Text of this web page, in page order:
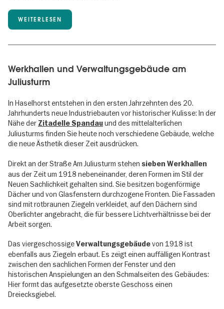
WEITERLESEN
Werkhallen und Verwaltungsgebäude am
Juliusturm
In Haselhorst entstehen in den ersten Jahrzehnten des 20.
Jahrhunderts neue Industriebauten vor historischer Kulisse: In der
Nähe der Zitadelle Spandauund des mittelalterlichen
Juliusturms finden Sie heute noch verschiedene Gebäude, welche
die neue Ästhetik dieser Zeit ausdrücken.
Direkt an der Straße Am Juliusturm stehen sieben Werkhallen
aus der Zeit um 1918 nebeneinander, deren Formen im Stil der
Neuen Sachlichkeit gehalten sind. Sie besitzen bogenförmige
Dächer und von Glasfenstern durchzogene Fronten. Die Fassaden
sind mit rotbraunen Ziegeln verkleidet, auf den Dächern sind
Oberlichter angebracht, die für bessere Lichtverhältnisse bei der
Arbeit sorgen.
Das viergeschossigeVerwaltungsgebäudevon 1918 ist
ebenfalls aus Ziegeln erbaut. Es zeigt einen auffälligen Kontrast
zwischen den sachlichen Formen der Fenster und den
historischen Anspielungen an den Schmalseiten des Gebäudes:
Hier formt das aufgesetzte oberste Geschoss einen
Dreiecksgiebel.